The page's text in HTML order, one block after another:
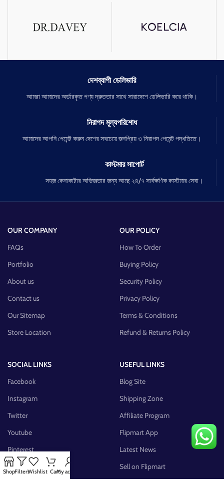
দেশব্যাপী ডেলিভারি
আমরা আমাদের অর্ডারকৃত পণ্য দ্রুততার সাথে সারাদেশে ডেলিভারি করে থাকি।
নিরাপদ মূল্যপরিশোধ
আমাদের আপনি পেমেন্ট করুন দেশের সবচেয়ে জনপ্রিয় ও নিরাপদ পেমেন্ট পদ্ধতিতে।
কাস্টমার সাপোর্ট
সহজ কেনাকাটার অভিজ্ঞতার জন্য আছে ২৪/৭ সার্বক্ষণিক কাস্টমার সেবা।
OUR COMPANY
FAQs
Portfolio
About us
Contact us
Our Sitemap
Store Location
OUR POLICY
How To Order
Buying Policy
Security Policy
Privacy Policy
Terms & Conditions
Refund & Returns Policy
SOCIAL LINKS
Facebook
Instagram
Twitter
Youtube
Pinterest
FB Group
USEFUL LINKS
Blog Site
Shipping Zone
Affiliate Program
Flipmart App
Latest News
Sell on Flipmart
ShopFiltersWishlist CartMy account